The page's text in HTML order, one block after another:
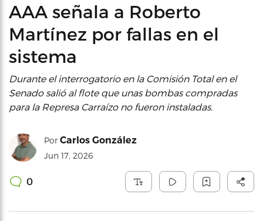
AAA señala a Roberto
Martínez por fallas en el
sistema
Durante el interrogatorio en la Comisión Total en el
Senado salió al flote que unas bombas compradas
para la Represa Carraízo no fueron instaladas.
Por Carlos González
Jun 17, 2026
0